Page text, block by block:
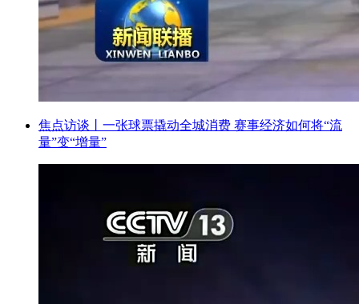
焦点访谈丨一张球票撬动全城消费 赛事经济如何将“流
量”变“增量”